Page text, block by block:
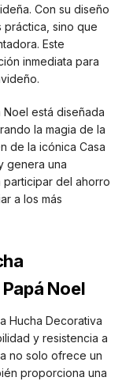
Con su diseño
práctica, sino que
Este
inmediata para
Noel está diseñada
la magia de la
de la icónica Casa
genera una
del ahorro
a los más
Noel
Hucha Decorativa
y resistencia a
no solo ofrece un
proporciona una